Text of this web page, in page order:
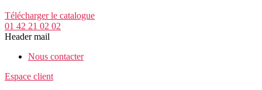
Télécharger le catalogue
01 42 21 02 02
Header mail
Nous contacter
Espace client